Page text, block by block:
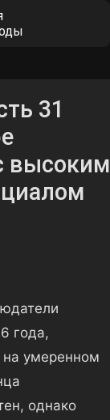
31
высоким
года,
на умеренном
однако